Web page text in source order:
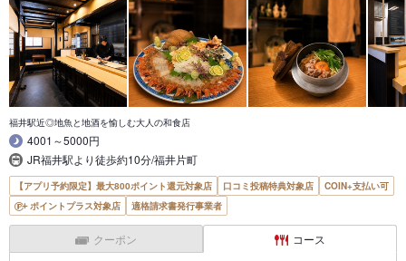
福井駅近◎地魚と地酒を愉しむ大人の和食店
4001～5000円
JR福井駅より徒歩約10分/福井片町
【アプリ予約限定】最大800ポイント還元対象店 口コミ投稿特典対象店
COIN+支払い可
ポイントプラス対象店
適格請求書発行事業者
クーポン コース